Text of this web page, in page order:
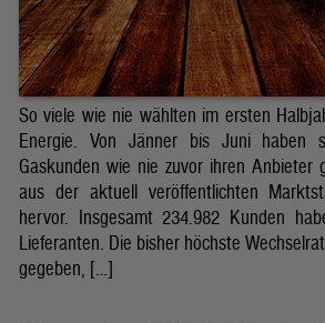
So viele wie nie wählten im ersten
Energie. Von Jänner bis Juni haben
Gaskunden wie nie zuvor ihren Anbieter
aus der aktuell veröffentlichten
hervor. Insgesamt 234.982 Kunden
Lieferanten. Die bisher höchste
gegeben, […]